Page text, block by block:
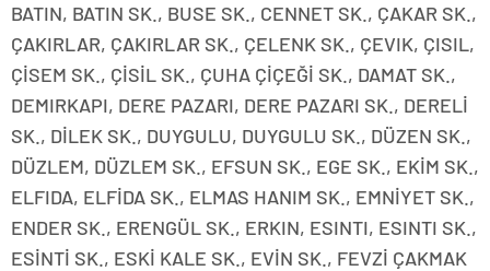
BATIN, BATIN SK., BUSE SK., CENNET SK., ÇAKAR SK.,
ÇAKIRLAR, ÇAKIRLAR SK., ÇELENK SK., ÇEVIK, ÇISIL,
ÇİSEM SK., ÇİSİL SK., ÇUHA ÇİÇEĞİ SK., DAMAT SK.,
DEMIRKAPI, DERE PAZARI, DERE PAZARI SK., DERELİ
SK., DİLEK SK., DUYGULU, DUYGULU SK., DÜZEN SK.,
DÜZLEM, DÜZLEM SK., EFSUN SK., EGE SK., EKİM SK.,
ELFIDA, ELFİDA SK., ELMAS HANIM SK., EMNİYET SK.,
ENDER SK., ERENGÜL SK., ERKIN, ESINTI, ESINTI SK.,
ESİNTİ SK., ESKİ KALE SK., EVİN SK., FEVZİ ÇAKMAK